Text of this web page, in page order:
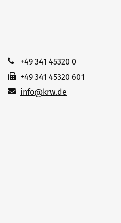
+49 341 45320 0
+49 341 45320 601
info@krw.de